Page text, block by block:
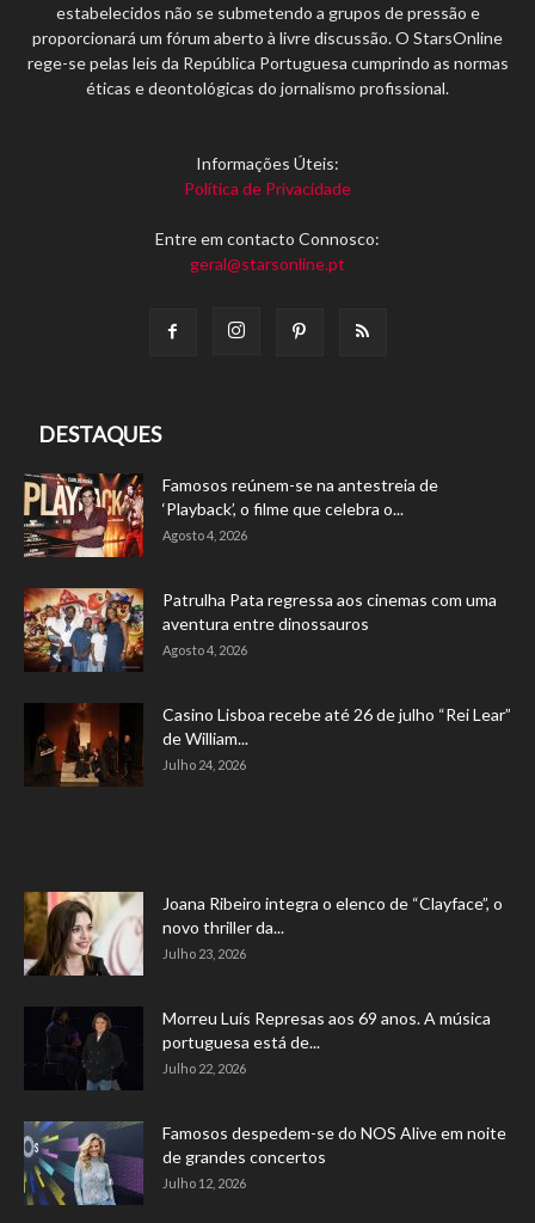
estabelecidos não se submetendo a grupos de pressão e
proporcionará um fórum aberto à livre discussão. O StarsOnline
rege-se pelas leis da República Portuguesa cumprindo as normas
éticas e deontológicas do jornalismo profissional.
Informações Úteis:
Política de Privacidade
Entre em contacto Connosco:
geral@starsonline.pt
DESTAQUES
Famosos reúnem-se na antestreia de
‘Playback’, o filme que celebra o...
Agosto 4, 2026
Patrulha Pata regressa aos cinemas com uma
aventura entre dinossauros
Agosto 4, 2026
Casino Lisboa recebe até 26 de julho “Rei Lear”
de William...
Julho 24, 2026
Joana Ribeiro integra o elenco de “Clayface”, o
novo thriller da...
Julho 23, 2026
Morreu Luís Represas aos 69 anos. A música
portuguesa está de...
Julho 22, 2026
Famosos despedem-se do NOS Alive em noite
de grandes concertos
Julho 12, 2026